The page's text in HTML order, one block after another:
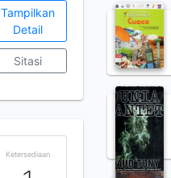
Tampilkan
Detail
Sitasi
Ketersediaan